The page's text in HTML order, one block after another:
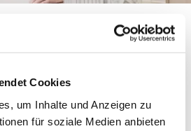
Cookies
um Inhalte und Anzeigen zu
für soziale Medien anbieten
perfekt auf
Planung
beginnt bei der Tischlerei